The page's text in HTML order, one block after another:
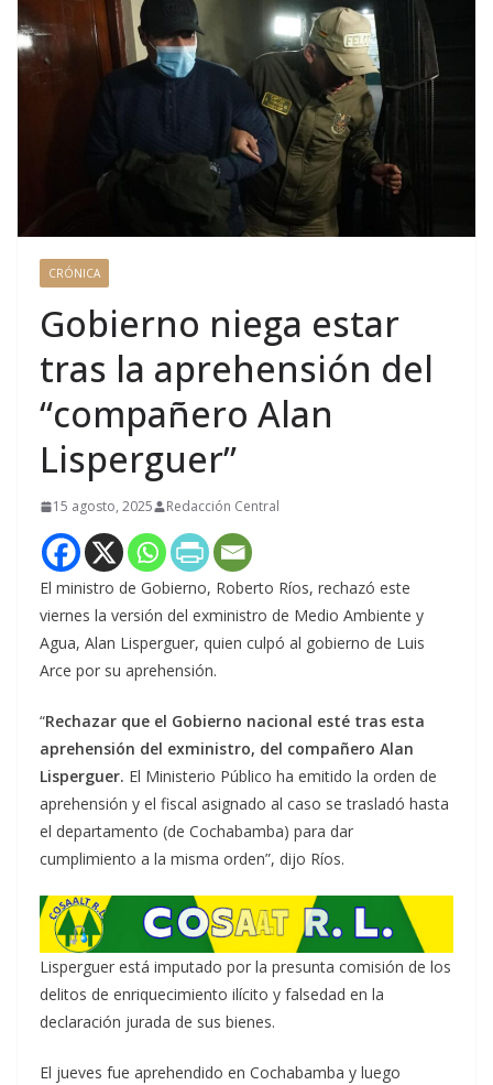
CRÓNICA
Gobierno niega estar
tras la aprehensión del
“compañero Alan
Lisperguer”
15 agosto, 2025 Redacción Central
El ministro de Gobierno, Roberto Ríos, rechazó este
viernes la versión del exministro de Medio Ambiente y
Agua, Alan Lisperguer, quien culpó al gobierno de Luis
Arce por su aprehensión.
“Rechazar que el Gobierno nacional esté tras esta
aprehensión del exministro, del compañero Alan
Lisperguer. El Ministerio Público ha emitido la orden de
aprehensión y el fiscal asignado al caso se trasladó hasta
el departamento (de Cochabamba) para dar
cumplimiento a la misma orden”, dijo Ríos.
Lisperguer está imputado por la presunta comisión de los
delitos de enriquecimiento ilícito y falsedad en la
declaración jurada de sus bienes.
El jueves fue aprehendido en Cochabamba y luego